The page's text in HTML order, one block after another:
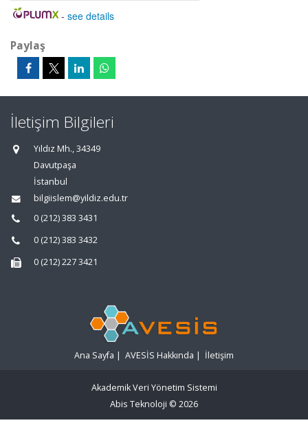
- see details
Paylaş
İletişim Bilgileri
Yıldız Mh., 34349
Davutpaşa
İstanbul
bilgiislem@yildiz.edu.tr
0 (212) 383 3431
0 (212) 383 3432
0 (212) 227 3421
Ana Sayfa | AVESİS Hakkında | İletişim
Akademik Veri Yönetim Sistemi
Abis Teknoloji © 2026